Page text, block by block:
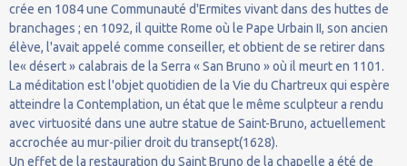
crée en 1084 une Communauté d'Ermites vivant dans des huttes de
branchages ; en 1092, il quitte Rome où le Pape Urbain II, son ancien
élève, l'avait appelé comme conseiller, et obtient de se retirer dans
le« désert » calabrais de la Serra « San Bruno » où il meurt en 1101.
La méditation est l'objet quotidien de la Vie du Chartreux qui espère
atteindre la Contemplation, un état que le même sculpteur a rendu
avec virtuosité dans une autre statue de Saint-Bruno, actuellement
accrochée au mur-pilier droit du transept(1628).
Un effet de la restauration du Saint Bruno de la chapelle a été de